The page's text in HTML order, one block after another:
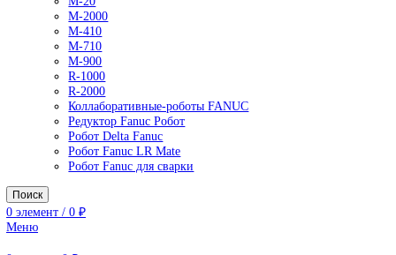
Роботы Epson
Роботы FANUC
M-10
M-20
M-2000
M-410
R-1000